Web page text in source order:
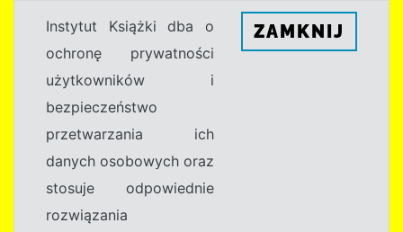
Instytut Książki dba o
ochronę prywatności
użytkowników i
bezpieczeństwo
przetwarzania ich
danych osobowych oraz
stosuje odpowiednie
rozwiązania
ZAMKNIJ